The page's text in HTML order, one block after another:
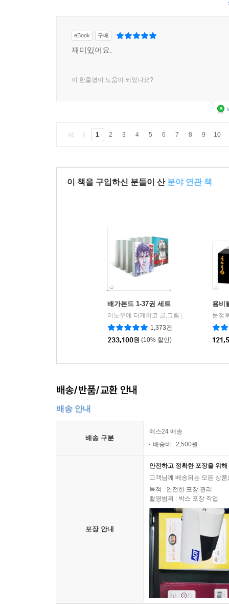
eBook 구매
재미있어요.
이 한줄평이 도움이 되었나요?
1 2 3 4 5 6 7 8 9 10
이 책을 구입하신 분들이 산 분야 연관 책
배가본드 1-37권 세트
이노우에 타케히코 글,그림
학산문화사
1,373건
233,100원 (10% 할인)
용비
문정
배송/반품/교환 안내
배송 안내
배송 구분
예스24 배송
배송비 : 2,500원
포장 안내
안전하고 정확한 포장을 위
고객님께 배송되는 모든 상
목적 : 안전한 포장 관리
촬영범위 : 박스 포장 작업